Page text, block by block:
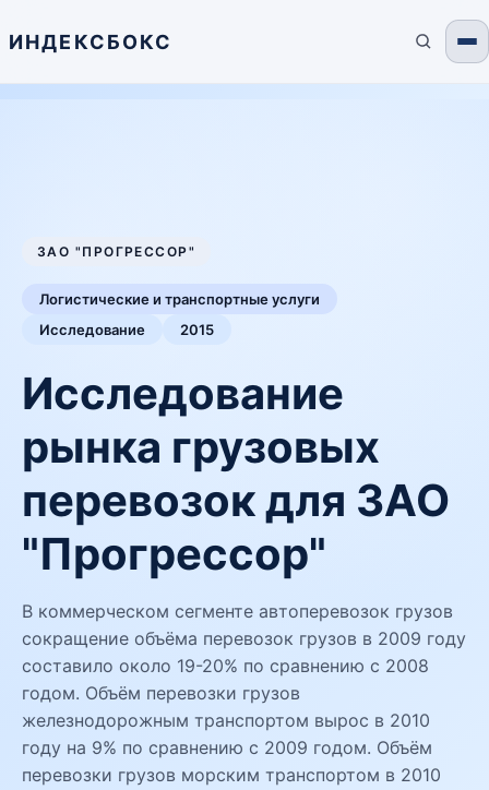
ИНДЕКСБОКС
ЗАО "ПРОГРЕССОР"
Логистические и транспортные услуги
Исследование
2015
Исследование
рынка грузовых
перевозок для ЗАО
"Прогрессор"
В коммерческом сегменте автоперевозок грузов
сокращение объёма перевозок грузов в 2009 году
составило около 19-20% по сравнению с 2008
годом. Объём перевозки грузов
железнодорожным транспортом вырос в 2010
году на 9% по сравнению с 2009 годом. Объём
перевозки грузов морским транспортом в 2010